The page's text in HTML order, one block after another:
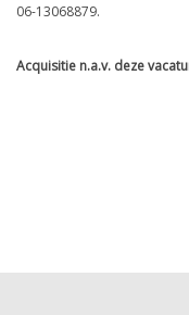
06-13068879.
Acquisitie n.a.v. deze